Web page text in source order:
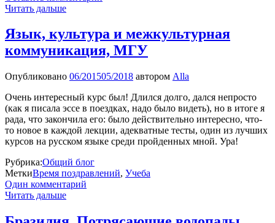
Читать дальше
Язык, культура и межкультурная
коммуникация, МГУ
Опубликовано 06/201505/2018 автором Alla
Очень интересный курс был! Длился долго, дался непросто
(как я писала эссе в поездках, надо было видеть), но в итоге я
рада, что закончила его: было действительно интересно, что-
то новое в каждой лекции, адекватные тесты, один из лучших
курсов на русском языке среди пройденных мной. Ура!
Рубрика:Общий блог
МеткиВремя поздравлений, Учеба
Один комментарий
Читать дальше